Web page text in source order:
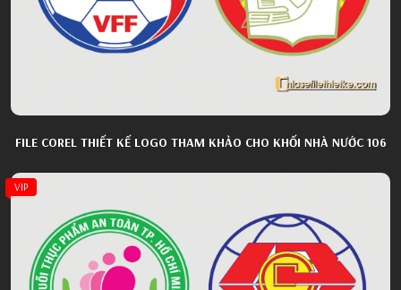
FILE COREL THIẾT KẾ LOGO THAM KHẢO CHO KHỐI NHÀ NƯỚC 106
VIP